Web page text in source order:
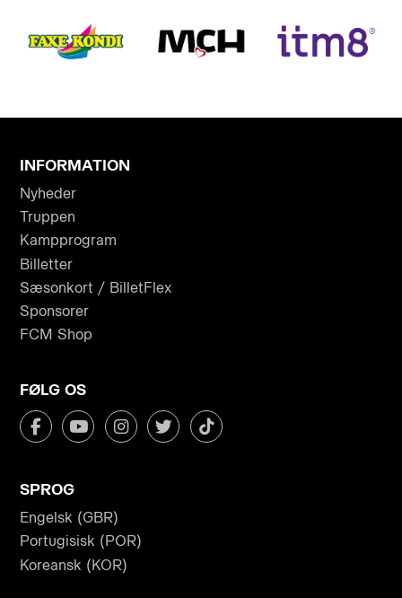
INFORMATION
Nyheder
Truppen
Kampprogram
Billetter
Sæsonkort / BilletFlex
Sponsorer
FCM Shop
FØLG OS
SPROG
Engelsk (GBR)
Portugisisk (POR)
Koreansk (KOR)